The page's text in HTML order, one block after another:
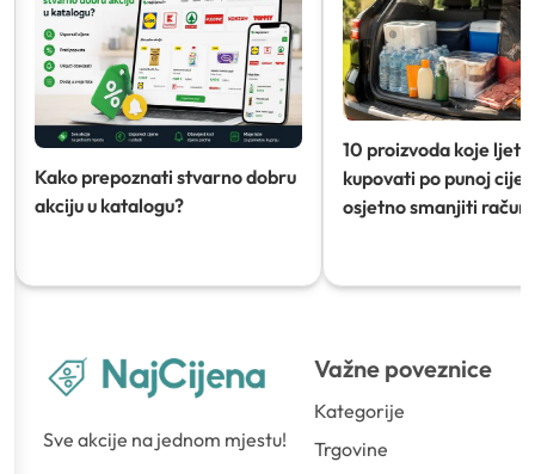
Kako prepoznati stvarno dobru
akciju u katalogu?
10 proizvoda koje ljeti
kupovati po punoj
osjetno smanjiti račun)
Sve akcije na jednom mjestu!
Važne poveznice
Kategorije
Trgovine